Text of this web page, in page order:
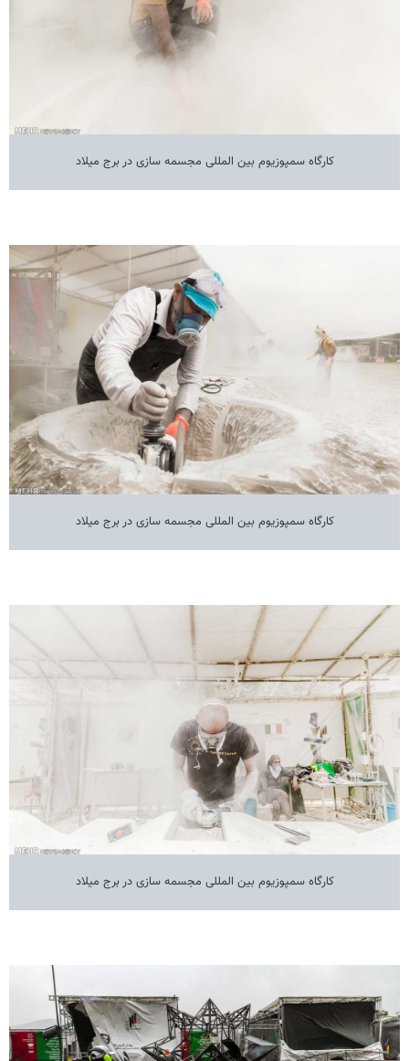
کارگاه سمپوزیوم بین المللی مجسمه سازی در برج میلاد
کارگاه سمپوزیوم بین المللی مجسمه سازی در برج میلاد
کارگاه سمپوزیوم بین المللی مجسمه سازی در برج میلاد